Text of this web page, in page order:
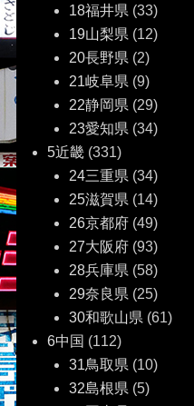
18福井県 (33)
19山梨県 (12)
20長野県 (2)
21岐阜県 (9)
22静岡県 (29)
23愛知県 (34)
5近畿(331)
24三重県 (34)
25滋賀県 (14)
26京都府(49)
27大阪府(93)
28兵庫県 (58)
29奈良県 (25)
30和歌山県 (61)
6中国 (112)
31鳥取県 (10)
32島根県 (5)